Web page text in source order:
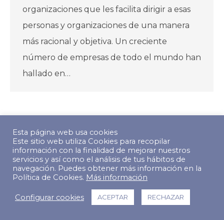
organizaciones que les facilita dirigir a esas
personas y organizaciones de una manera
más racional y objetiva. Un creciente
número de empresas de todo el mundo han
hallado en…
© Copyright 2022 The Predictive Index. Todos los derechos
reservados.
Footer Menu
Esta página web usa cookies
Este sitio web utiliza Cookies para recopilar
información con la finalidad de mejorar nuestros
servicios y así como el análisis de tus hábitos de
navegación. Puedes obtener más información en la
Política de Cookies. Más información
Configurar cookies ACEPTAR RECHAZAR